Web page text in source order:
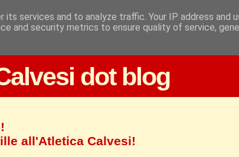
dot blog
all'Atletica Calvesi!
services and to analyze traffic. Your IP address and
and security metrics to ensure quality of service,